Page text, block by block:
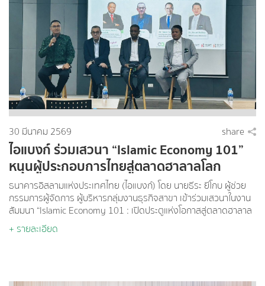
30 มีนาคม 2569 share
ไอแบงก์ ร่วมเสวนา “Islamic Economy 101”
หนุนผู้ประกอบการไทยสู่ตลาดฮาลาลโลก
ธนาคารอิสลามแห่งประเทศไทย (ไอแบงก์) โดย นายธีระ ยีโกบ ผู้ช่วย
กรรมการผู้จัดการ ผู้บริหารกลุ่มงานธุรกิจสาขา เข้าร่วมเสวนาในงาน
สัมมนา “Islamic Economy 101 : เปิดประตูแห่งโอกาสสู่ตลาดฮาลาล
โลก” ซึ่งจัดโดยสมาคมการค้าธุรกิจไทยมุสลิม (TMTA) ร่วมกับ
ComAsia Limited และอุทยานวิทยาศาสตร์ภาคใต้ เพื่อส่งเสริม
+ รายละเอียด